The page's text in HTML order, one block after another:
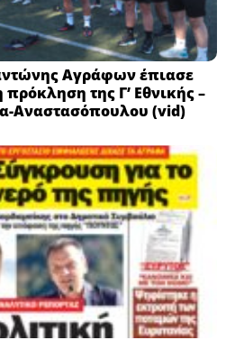
Αγράφων έπιασε
της Γ’ Εθνικής –
Αναστασόπουλου (vid)